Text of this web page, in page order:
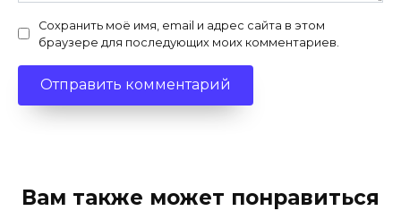
Сохранить моё имя, email и адрес сайта в этом
браузере для последующих моих комментариев.
Вам также может понравиться